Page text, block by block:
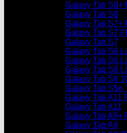
Galaxy Tab S8+
Galaxy Tab S8
Galaxy Tab S7+
Galaxy Tab S7
Galaxy Tab S7
Galaxy Tab S6
Galaxy Tab S6
Galaxy Tab S6
Galaxy Tab S6
Galaxy Tab S5e
Galaxy Tab A11
Galaxy Tab A11
Galaxy Tab A9+
Galaxy Tab A9